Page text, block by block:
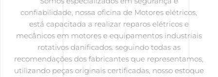
confiabilidade, nossa oficina de Motores elétricos,
está capacitada a realizar reparos elétricos e
mecânicos em motores e equipamentos industriais
rotativos danificados. seguindo todas as
recomendações dos fabricantes que representamos,
utilizando peças originais certificadas, nosso estoque